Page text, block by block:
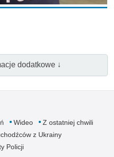
dodatkowe ↓
Wideo
Z ostatniej chwili
z Ukrainy
Policji